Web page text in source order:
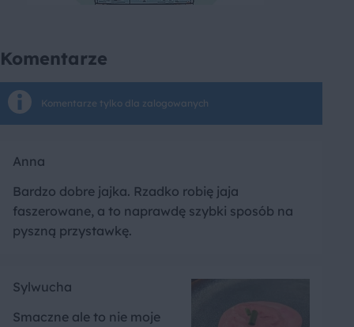
Komentarze
Komentarze tylko dla zalogowanych
Anna
Bardzo dobre jajka. Rzadko robię jaja
faszerowane, a to naprawdę szybki sposób na
pyszną przystawkę.
Sylwucha
Smaczne ale to nie moje